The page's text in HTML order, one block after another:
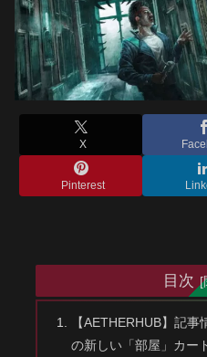
X
Pinterest
目次
【AETHERHUB】記事
の新しい「部屋」カー